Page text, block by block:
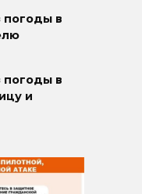
в
погоды в
и